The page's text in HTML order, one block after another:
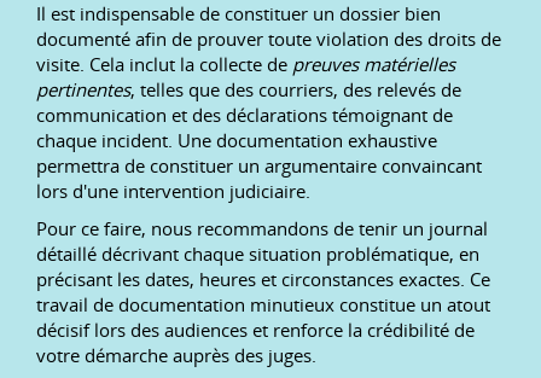
Il est indispensable de constituer un dossier bien
documenté afin de prouver toute violation des droits de
visite. Cela inclut la collecte de preuves matérielles
pertinentes, telles que des courriers, des relevés de
communication et des déclarations témoignant de
chaque incident. Une documentation exhaustive
permettra de constituer un argumentaire convaincant
lors d'une intervention judiciaire.
Pour ce faire, nous recommandons de tenir un journal
détaillé décrivant chaque situation problématique, en
précisant les dates, heures et circonstances exactes. Ce
travail de documentation minutieux constitue un atout
décisif lors des audiences et renforce la crédibilité de
votre démarche auprès des juges.